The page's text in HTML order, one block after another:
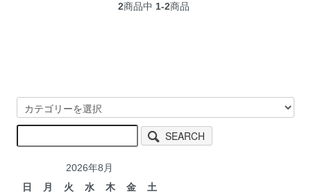
2商品中 1-2商品
SEARCH
2026年8月
日
月 火 水 木 金 土